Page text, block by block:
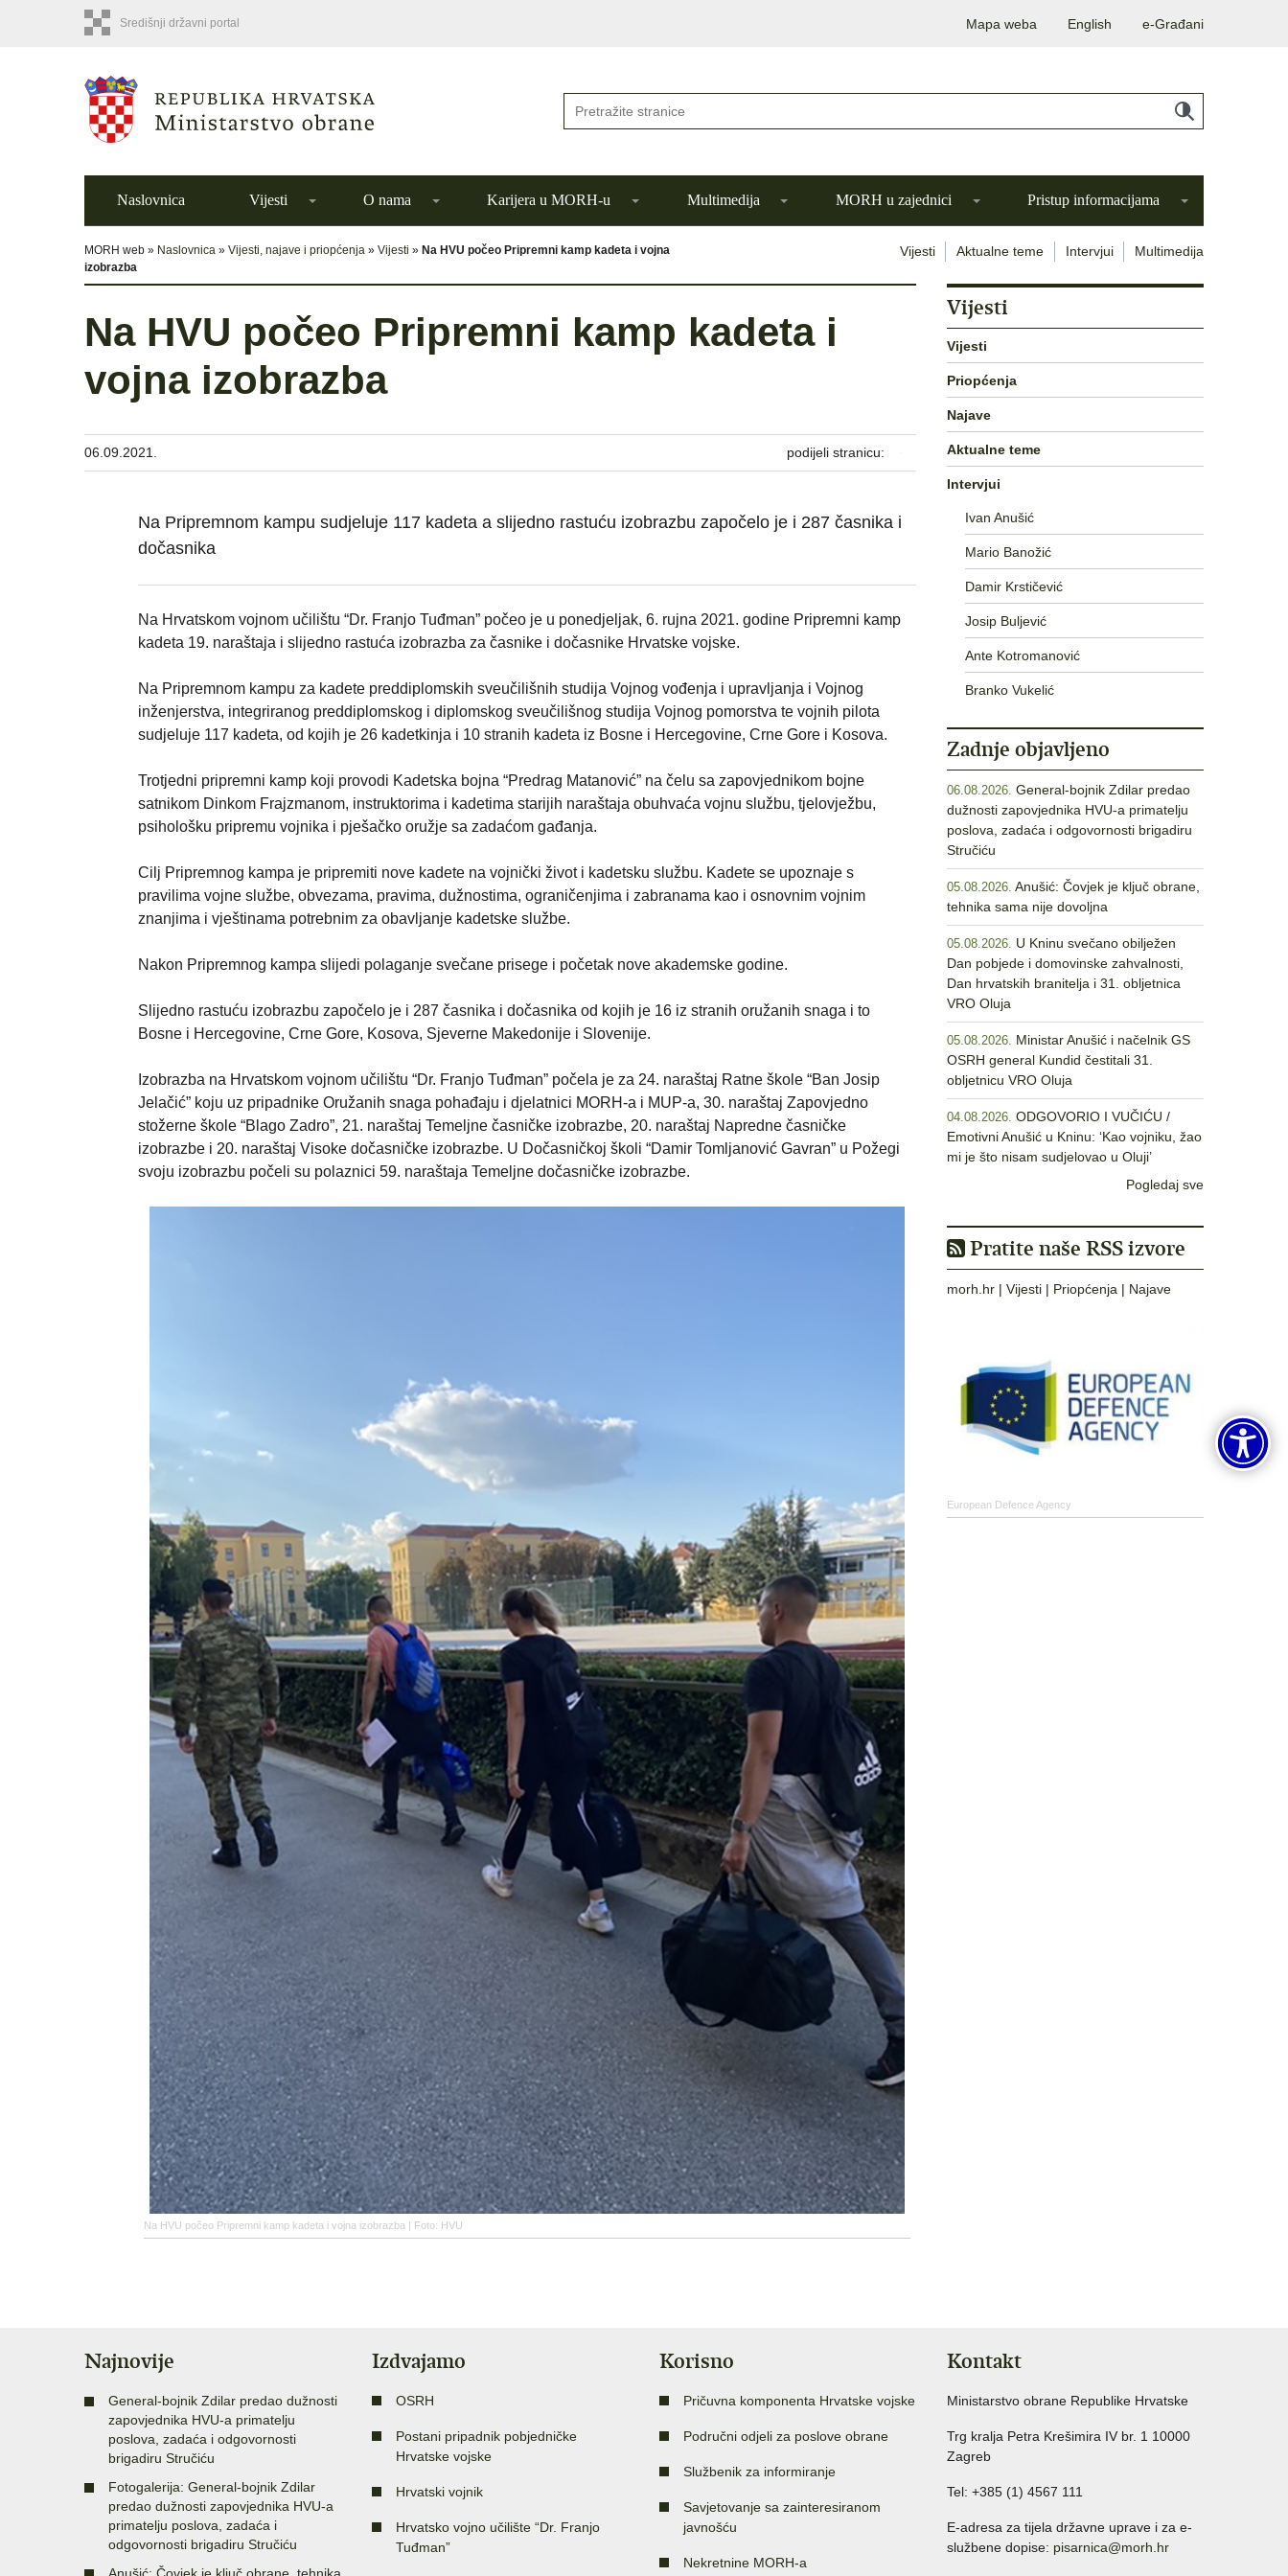
Središnji državni portal Mapa weba English e-Građani
Naslovnica Vijesti O nama Karijera u MORH-u Multimedija MORH u zajednici Pristup informacijama
MORH web » Naslovnica » Vijesti, najave i priopćenja » Vijesti » Na HVU počeo Pripremni kamp kadeta i vojna
izobrazba
Vijesti Aktualne teme Intervjui Multimedija
Na HVU počeo Pripremni kamp kadeta i
vojna izobrazba
06.09.2021. podijeli stranicu:
Na Pripremnom kampu sudjeluje 117 kadeta a slijedno rastuću izobrazbu započelo je i 287 časnika i
dočasnika
Na Hrvatskom vojnom učilištu “Dr. Franjo Tuđman” počeo je u ponedjeljak, 6. rujna 2021. godine Pripremni kamp
kadeta 19. naraštaja i slijedno rastuća izobrazba za časnike i dočasnike Hrvatske vojske.
Na Pripremnom kampu za kadete preddiplomskih sveučilišnih studija Vojnog vođenja i upravljanja i Vojnog
inženjerstva, integriranog preddiplomskog i diplomskog sveučilišnog studija Vojnog pomorstva te vojnih pilota
sudjeluje 117 kadeta, od kojih je 26 kadetkinja i 10 stranih kadeta iz Bosne i Hercegovine, Crne Gore i Kosova.
Trotjedni pripremni kamp koji provodi Kadetska bojna “Predrag Matanović” na čelu sa zapovjednikom bojne
satnikom Dinkom Frajzmanom, instruktorima i kadetima starijih naraštaja obuhvaća vojnu službu, tjelovježbu,
psihološku pripremu vojnika i pješačko oružje sa zadaćom gađanja.
Cilj Pripremnog kampa je pripremiti nove kadete na vojnički život i kadetsku službu. Kadete se upoznaje s
pravilima vojne službe, obvezama, pravima, dužnostima, ograničenjima i zabranama kao i osnovnim vojnim
znanjima i vještinama potrebnim za obavljanje kadetske službe.
Nakon Pripremnog kampa slijedi polaganje svečane prisege i početak nove akademske godine.
Slijedno rastuću izobrazbu započelo je i 287 časnika i dočasnika od kojih je 16 iz stranih oružanih snaga i to
Bosne i Hercegovine, Crne Gore, Kosova, Sjeverne Makedonije i Slovenije.
Izobrazba na Hrvatskom vojnom učilištu “Dr. Franjo Tuđman” počela je za 24. naraštaj Ratne škole “Ban Josip
Jelačić” koju uz pripadnike Oružanih snaga pohađaju i djelatnici MORH-a i MUP-a, 30. naraštaj Zapovjedno
stožerne škole “Blago Zadro”, 21. naraštaj Temeljne časničke izobrazbe, 20. naraštaj Napredne časničke
izobrazbe i 20. naraštaj Visoke dočasničke izobrazbe. U Dočasničkoj školi “Damir Tomljanović Gavran” u Požegi
svoju izobrazbu počeli su polaznici 59. naraštaja Temeljne dočasničke izobrazbe.
Na HVU počeo Pripremni kamp kadeta i vojna izobrazba | Foto: HVU
Vijesti
Vijesti
Priopćenja
Najave
Aktualne teme
Intervjui
Ivan Anušić
Mario Banožić
Damir Krstičević
Josip Buljević
Ante Kotromanović
Branko Vukelić
Zadnje objavljeno
06.08.2026. General-bojnik Zdilar predao
dužnosti zapovjednika HVU-a primatelju
poslova, zadaća i odgovornosti brigadiru
Stručiću
05.08.2026. Anušić: Čovjek je ključ obrane,
tehnika sama nije dovoljna
05.08.2026. U Kninu svečano obilježen
Dan pobjede i domovinske zahvalnosti,
Dan hrvatskih branitelja i 31. obljetnica
VRO Oluja
05.08.2026. Ministar Anušić i načelnik GS
OSRH general Kundid čestitali 31.
obljetnicu VRO Oluja
04.08.2026. ODGOVORIO I VUČIĆU /
Emotivni Anušić u Kninu: ‘Kao vojniku, žao
mi je što nisam sudjelovao u Oluji’
Pogledaj sve
Pratite naše RSS izvore
morh.hr | Vijesti | Priopćenja | Najave
European Defence Agency
Najnovije
General-bojnik Zdilar predao dužnosti
zapovjednika HVU-a primatelju
poslova, zadaća i odgovornosti
brigadiru Stručiću
Fotogalerija: General-bojnik Zdilar
predao dužnosti zapovjednika HVU-a
primatelju poslova, zadaća i
odgovornosti brigadiru Stručiću
Izdvajamo
OSRH
Postani pripadnik pobjedničke
Hrvatske vojske
Hrvatski vojnik
Hrvatsko vojno učilište “Dr. Franjo
Tuđman”
Korisno
Pričuvna komponenta Hrvatske vojske
Područni odjeli za poslove obrane
Službenik za informiranje
Savjetovanje sa zainteresiranom
javnošću
Nekretnine MORH-a
Kontakt
Ministarstvo obrane Republike Hrvatske
Trg kralja Petra Krešimira IV br. 1 10000
Zagreb
Tel: +385 (1) 4567 111
E-adresa za tijela državne uprave i za e-
službene dopise: pisarnica@morh.hr